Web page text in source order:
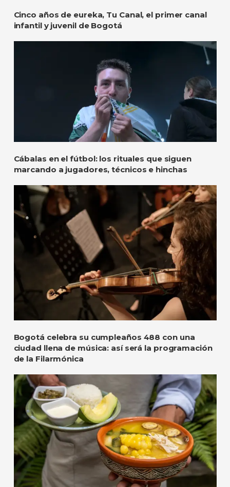
Cinco años de eureka, Tu Canal, el primer canal
infantil y juvenil de Bogotá
Cábalas en el fútbol: los rituales que siguen
marcando a jugadores, técnicos e hinchas
Bogotá celebra su cumpleaños 488 con una
ciudad llena de música: así será la programación
de la Filarmónica